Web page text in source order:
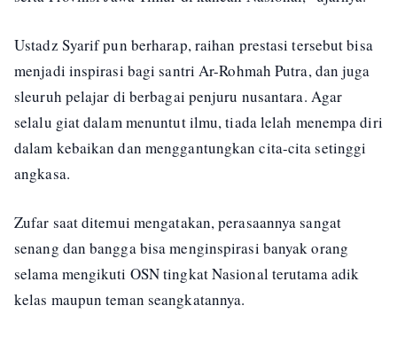
Ustadz Syarif pun berharap, raihan prestasi tersebut bisa
menjadi inspirasi bagi santri Ar-Rohmah Putra, dan juga
sleuruh pelajar di berbagai penjuru nusantara. Agar
selalu giat dalam menuntut ilmu, tiada lelah menempa diri
dalam kebaikan dan menggantungkan cita-cita setinggi
angkasa.
Zufar saat ditemui mengatakan, perasaannya sangat
senang dan bangga bisa menginspirasi banyak orang
selama mengikuti OSN tingkat Nasional terutama adik
kelas maupun teman seangkatannya.